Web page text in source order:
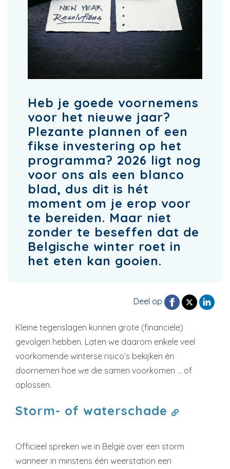
Heb je goede voornemens
voor het nieuwe jaar?
Plezante plannen of een
fikse investering op het
programma? 2026 ligt nog
voor ons als een blanco
blad, dus dit is hét
moment om je erop voor
te bereiden. Maar niet
zonder te beseffen dat de
Belgische winter roet in
het eten kan gooien.
Deel op
Kleine tegenslagen kunnen grote (financiële)
gevolgen hebben. Laten we daarom enkele veel
voorkomende winterse risico’s bekijken én
doornemen hoe we die samen voorkomen … of
oplossen.
Storm- of waterschade
Officieel spreken we in België over een storm
wanneer in minstens één weerstation een